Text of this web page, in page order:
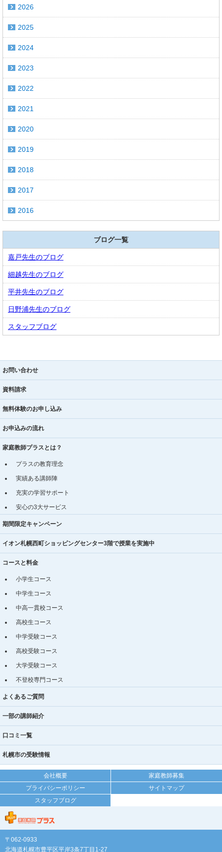
2026
2025
2024
2023
2022
2021
2020
2019
2018
2017
2016
ブログ一覧
嘉戸先生のブログ
細越先生のブログ
平井先生のブログ
日野浦先生のブログ
スタッフブログ
お問い合わせ
資料請求
無料体験のお申し込み
お申込みの流れ
家庭教師プラスとは？
プラスの教育理念
実績ある講師陣
充実の学習サポート
安心の3大サービス
期間限定キャンペーン
イオン札幌西町ショッピングセンター3階で授業を実施中
コースと料金
小学生コース
中学生コース
中高一貫校コース
高校生コース
中学受験コース
高校受験コース
大学受験コース
不登校専門コース
よくあるご質問
一部の講師紹介
口コミ一覧
札幌市の受験情報
会社概要
家庭教師募集
プライバシーポリシー
サイトマップ
スタッフブログ
〒062-0933
北海道札幌市豊平区平岸3条7丁目1-27